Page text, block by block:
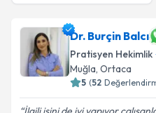
Dr. Burçin Balcı
Pratisyen Hekimlik
Muğla, Ortaca
5 (52